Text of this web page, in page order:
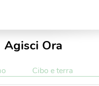
Agisci Ora
Cibo e terra